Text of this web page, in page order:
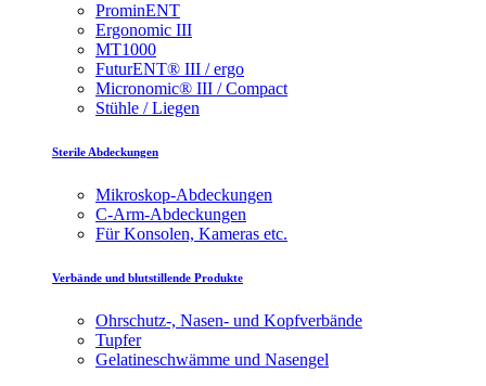
ProminENT
Ergonomic III
MT1000
FuturENT® III / ergo
Micronomic® III / Compact
Stühle / Liegen
Sterile Abdeckungen
Mikroskop-Abdeckungen
C-Arm-Abdeckungen
Für Konsolen, Kameras etc.
Verbände und blutstillende Produkte
Ohrschutz-, Nasen- und Kopfverbände
Tupfer
Gelatineschwämme und Nasengel